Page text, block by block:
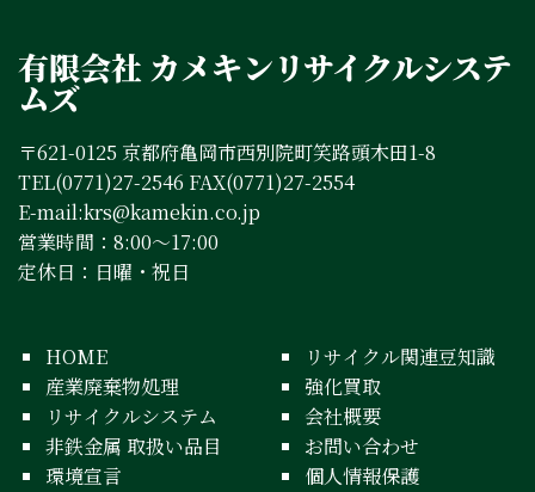
有限会社 カメキンリサイクルシステ
ムズ
〒621-0125 京都府亀岡市西別院町笑路頭木田1-8
TEL(0771)27-2546 FAX(0771)27-2554
E-mail:krs@kamekin.co.jp
営業時間：8:00～17:00
定休日：日曜・祝日
HOME
産業廃棄物処理
リサイクルシステム
非鉄金属 取扱い品目
環境宣言
リサイクル関連豆知識
強化買取
会社概要
お問い合わせ
個人情報保護